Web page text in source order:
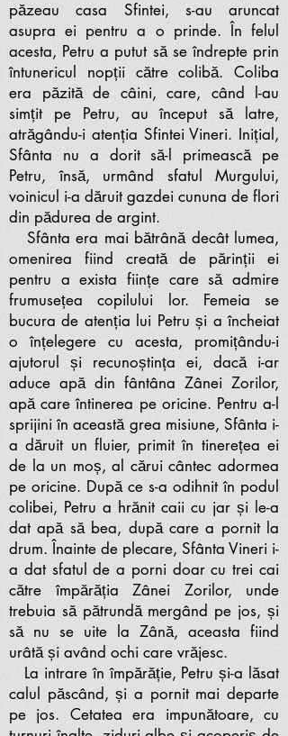
păzeau casa Sfintei, s-au aruncat
asupra ei pentru a o prinde. În felul
acesta, Petru a putut să se îndrepte prin
întunericul nopții către colibă. Coliba
era păzită de câini, care, când l-au
simțit pe Petru, au început să latre,
atrăgându-i atenția Sfintei Vineri. Inițial,
Sfânta nu a dorit să-l primească pe
Petru, însă, urmând sfatul Murgului,
voinicul i-a dăruit gazdei cununa de flori
din pădurea de argint.
Sfânta era mai bătrână decât lumea,
omenirea fiind creată de părinții ei
pentru a exista ființe care să admire
frumusețea copilului lor. Femeia se
bucura de atenția lui Petru și a încheiat
o înțelegere cu acesta, promițându-i
ajutorul și recunoștința ei, dacă i-ar
aduce apă din fântâna Zânei Zorilor,
apă care întinerea pe oricine. Pentru a-l
sprijini în această grea misiune, Sfânta i-
a dăruit un fluier, primit în tinerețea ei
de la un moș, al cărui cântec adormea
pe oricine. După ce s-a odihnit în podul
colibei, Petru a hrănit caii cu jar și le-a
dat apă să bea, după care a pornit la
drum. Înainte de plecare, Sfânta Vineri i-
a dat sfatul de a porni doar cu trei cai
către împărăția Zânei Zorilor, unde
trebuia să pătrundă mergând pe jos, și
să nu se uite la Zână, aceasta fiind
urâtă și având ochi care vrăjesc.
La intrare în împărăție, Petru și-a lăsat
calul păscând, și a pornit mai departe
pe jos. Cetatea era impunătoare, cu